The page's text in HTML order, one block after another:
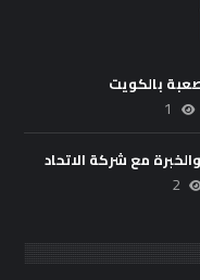
بالكويت
1
مع شركة الاتحاد
2